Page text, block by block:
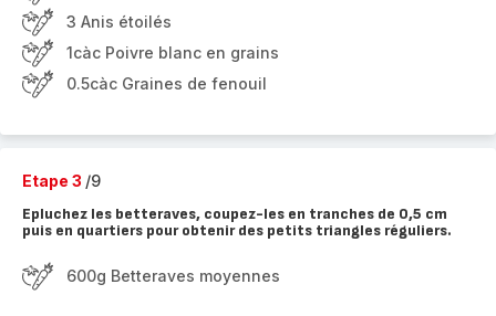
3 Anis étoilés
1càc Poivre blanc en grains
0.5càc Graines de fenouil
Etape 3 /9
Epluchez les betteraves, coupez-les en tranches de 0,5 cm
puis en quartiers pour obtenir des petits triangles réguliers.
600g Betteraves moyennes